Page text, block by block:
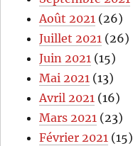
Août 2021 (26)
Juillet 2021 (26)
Juin 2021 (15)
Mai 2021 (13)
Avril 2021 (16)
Mars 2021 (23)
Février 2021 (15)